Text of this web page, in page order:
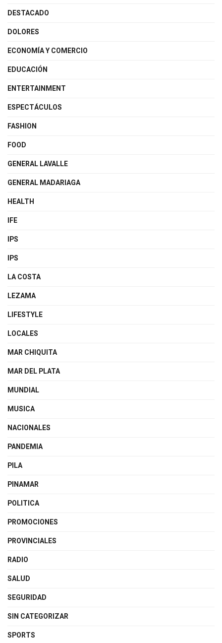
DESTACADO
DOLORES
ECONOMÍA Y COMERCIO
EDUCACIÓN
ENTERTAINMENT
ESPECTÁCULOS
FASHION
FOOD
GENERAL LAVALLE
GENERAL MADARIAGA
HEALTH
IFE
IPS
IPS
LA COSTA
LEZAMA
LIFESTYLE
LOCALES
MAR CHIQUITA
MAR DEL PLATA
MUNDIAL
MUSICA
NACIONALES
PANDEMIA
PILA
PINAMAR
POLITICA
PROMOCIONES
PROVINCIALES
RADIO
SALUD
SEGURIDAD
SIN CATEGORIZAR
SPORTS